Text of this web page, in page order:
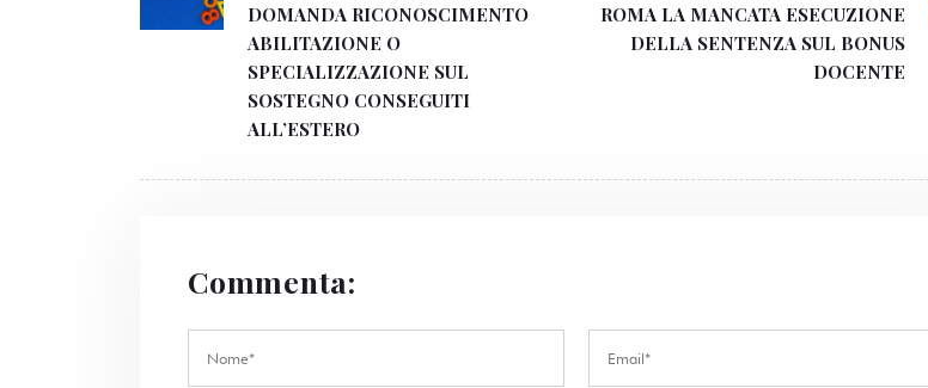
DOMANDA RICONOSCIMENTO
ABILITAZIONE O
SPECIALIZZAZIONE SUL
SOSTEGNO CONSEGUITI
ALL’ESTERO
ROMA LA MANCATA ESECUZIONE
DELLA SENTENZA SUL BONUS
DOCENTE
Commenta: